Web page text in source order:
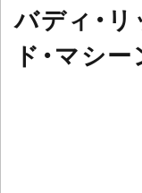
バディ・
ド・マシー